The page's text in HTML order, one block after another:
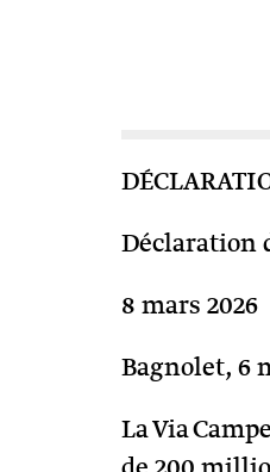
Déclaration
8 mars 2026
Bagnolet, 6
La Via